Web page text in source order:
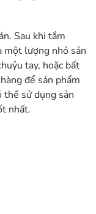
Sau khi tắm
một lượng nhỏ sản
tay, hoặc bất
để sản phẩm
thể sử dụng sản
nhất.